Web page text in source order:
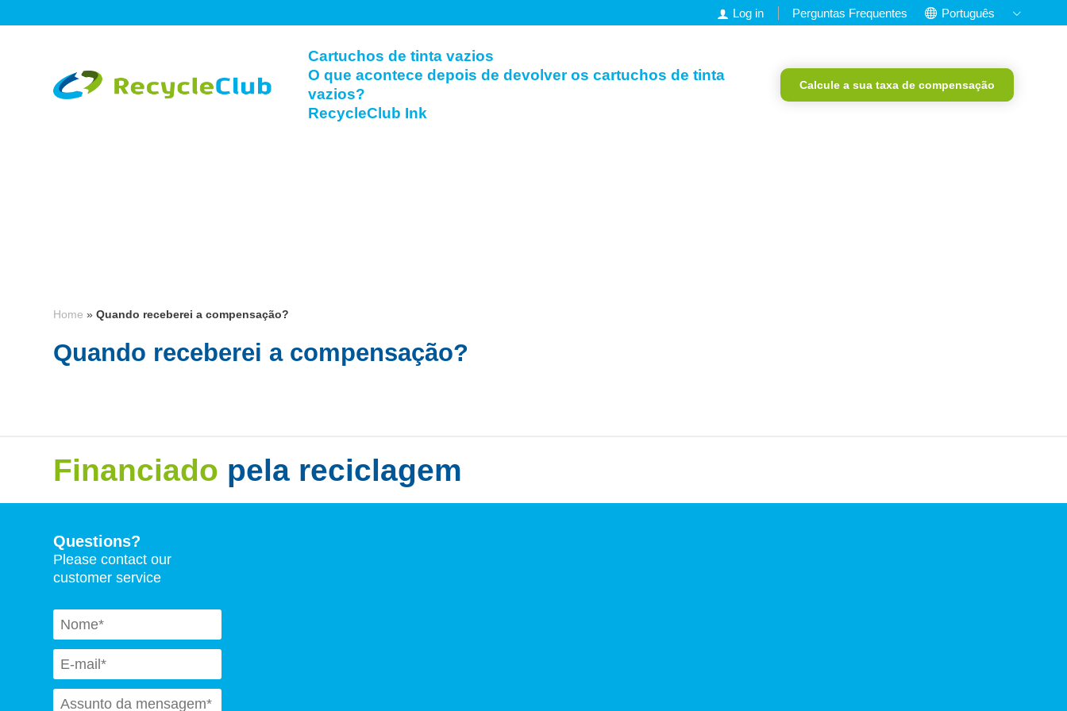
Log in Perguntas Frequentes
Português
Inglês
Francês
Cartuchos de tinta vazios
O que acontece depois de devolver os cartuchos de tinta
vazios?
RecycleClub Ink
Calcule a sua taxa de compensação
Home »Quando receberei a compensação?
Quando receberei a compensação?
Financiado pela reciclagem
Questions?
Please contact our
customer service
Naam *
Email *
Subject *